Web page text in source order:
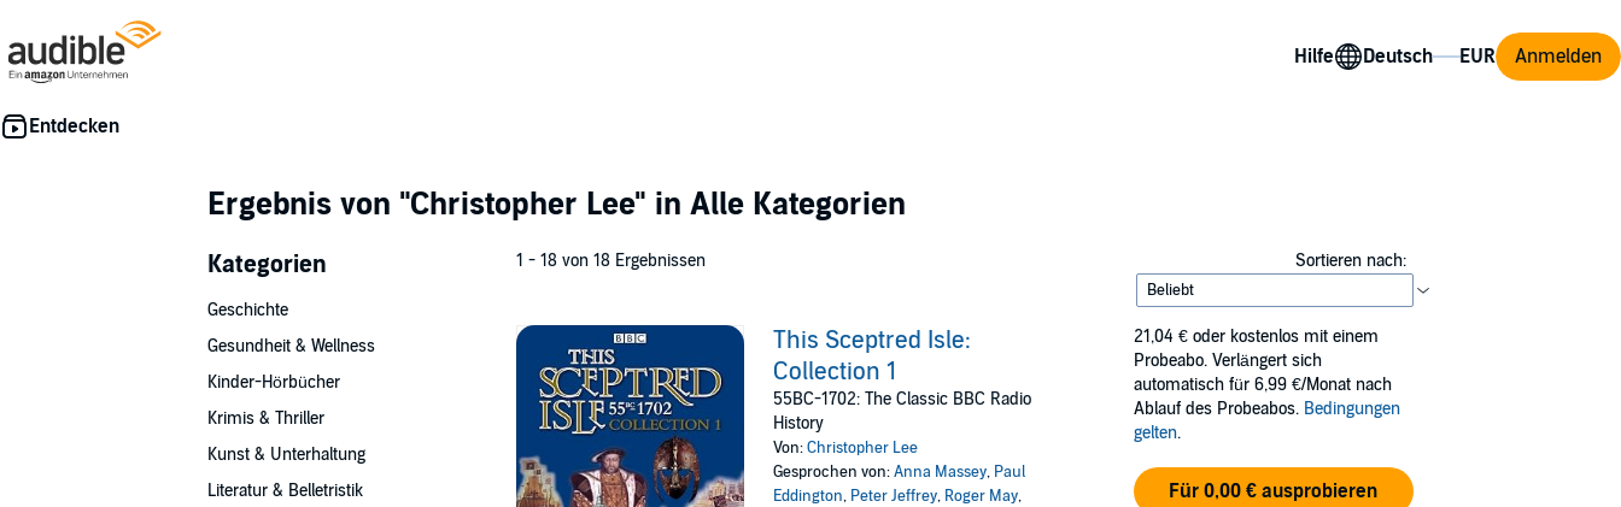
Hilfe Anmelden
Ergebnis von "Christopher Lee" in Alle Kategorien
Kategorien
Geschichte
Gesundheit & Wellness
Kinder-Hörbücher
Krimis & Thriller
Kunst & Unterhaltung
Literatur & Belletristik
1 - 18 von 18 Ergebnissen Sortieren nach:
This Sceptred Isle:
Collection 1
55BC-1702: The Classic BBC Radio
History
Von:Christopher Lee
Gesprochen von:Anna Massey, Paul
Eddington, Peter Jeffrey, Roger May,
21,04 € oder kostenlos mit einem
Probeabo. Verlängert sich
automatisch für 6,99 €/Monat nach
Ablauf des Probeabos. Bedingungen
gelten.
Für 0,00 € ausprobieren